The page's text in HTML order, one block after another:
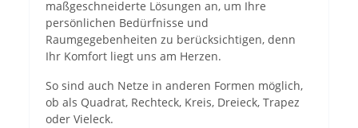
maßgeschneiderte Lösungen an, um Ihre
persönlichen Bedürfnisse und
Raumgegebenheiten zu berücksichtigen, denn
Ihr Komfort liegt uns am Herzen.
So sind auch Netze in anderen Formen möglich,
ob als Quadrat, Rechteck, Kreis, Dreieck, Trapez
oder Vieleck.